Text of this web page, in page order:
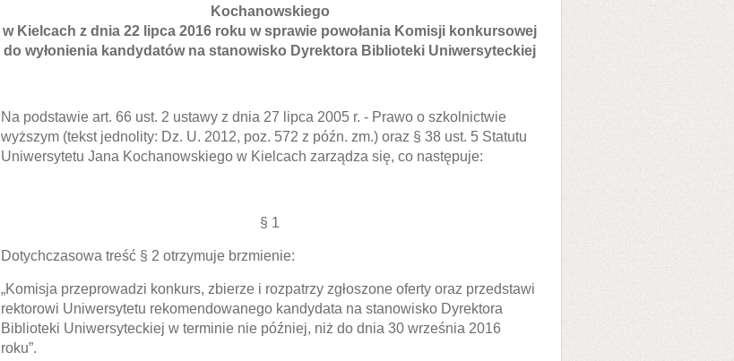
Kochanowskiego
w Kielcach z dnia 22 lipca 2016 roku w sprawie powołania Komisji konkursowej
do wyłonienia kandydatów na stanowisko Dyrektora Biblioteki Uniwersyteckiej
Na podstawie art. 66 ust. 2 ustawy z dnia 27 lipca 2005 r. - Prawo o szkolnictwie
wyższym (tekst jednolity: Dz. U. 2012, poz. 572 z późn. zm.) oraz § 38 ust. 5 Statutu
Uniwersytetu Jana Kochanowskiego w Kielcach zarządza się, co następuje:
§ 1
Dotychczasowa treść § 2 otrzymuje brzmienie:
„Komisja przeprowadzi konkurs, zbierze i rozpatrzy zgłoszone oferty oraz przedstawi
rektorowi Uniwersytetu rekomendowanego kandydata na stanowisko Dyrektora
Biblioteki Uniwersyteckiej w terminie nie później, niż do dnia 30 września 2016
roku”.